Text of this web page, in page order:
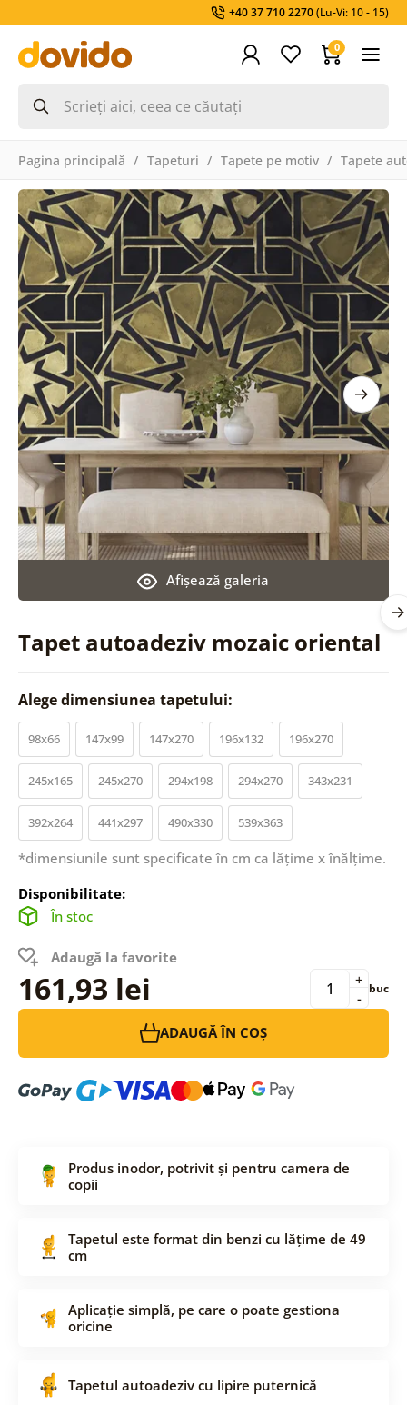
+40 37 710 2270(Lu-Vi: 10 - 15)
0
Pagina principală Tapeturi Tapete pe motiv Tapete
Tapet autoadeziv mozaic oriental
Afişează galeria
Alege dimensiunea tapetului:
98x66 147x99 147x270 196x132 196x270
245x165 245x270 294x198 294x270 343x231
392x264 441x297 490x330 539x363
*dimensiunile sunt specificate în cm ca lățime x înălțime.
Disponibilitate:
În stoc
Adaugă la favorite
161,93 lei -
+ buc
ADAUGĂ ÎN COȘ
Produs inodor, potrivit și pentru camera de
copii
Tapetul este format din benzi cu lățime de 49
cm
Aplicație simplă, pe care o poate gestiona
oricine
Tapetul autoadeziv cu lipire puternică